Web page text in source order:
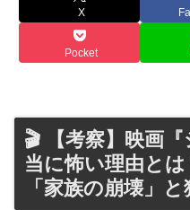
X
Pocket
🎬 【考察】映画
当に怖い理由とは
「家族の崩壊」